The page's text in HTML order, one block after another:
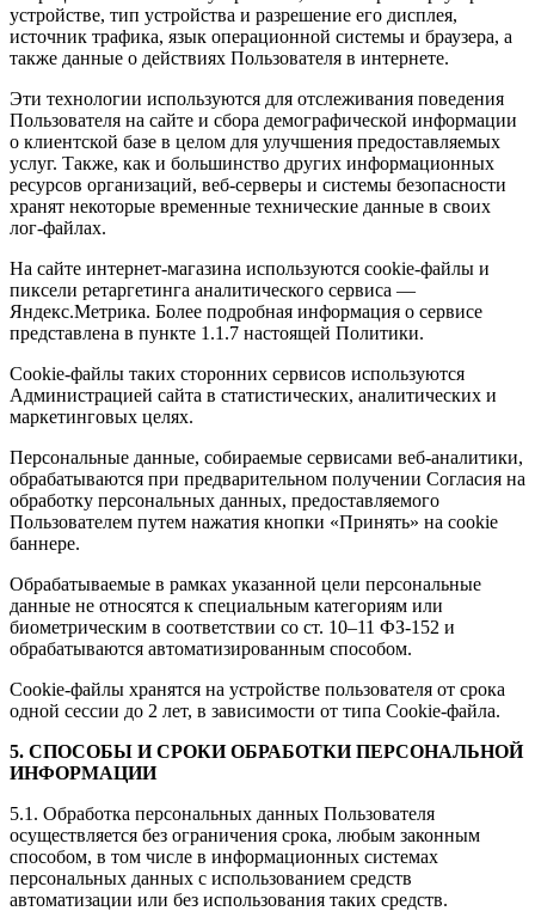
устройстве, тип устройства и разрешение его дисплея,
источник трафика, язык операционной системы и браузера, а
также данные о действиях Пользователя в интернете.
Эти технологии используются для отслеживания поведения
Пользователя на сайте и сбора демографической информации
о клиентской базе в целом для улучшения предоставляемых
услуг. Также, как и большинство других информационных
ресурсов организаций, веб-серверы и системы безопасности
хранят некоторые временные технические данные в своих
лог-файлах.
На сайте интернет-магазина используются cookie-файлы и
пиксели ретаргетинга аналитического сервиса —
Яндекс.Метрика. Более подробная информация о сервисе
представлена в пункте 1.1.7 настоящей Политики.
Cookie-файлы таких сторонних сервисов используются
Администрацией сайта в статистических, аналитических и
маркетинговых целях.
Персональные данные, собираемые сервисами веб-аналитики,
обрабатываются при предварительном получении Согласия на
обработку персональных данных, предоставляемого
Пользователем путем нажатия кнопки «Принять» на cookie
баннере.
Обрабатываемые в рамках указанной цели персональные
данные не относятся к специальным категориям или
биометрическим в соответствии со ст. 10–11 ФЗ-152 и
обрабатываются автоматизированным способом.
Cookie-файлы хранятся на устройстве пользователя от срока
одной сессии до 2 лет, в зависимости от типа Cookie-файла.
5. СПОСОБЫ И СРОКИ ОБРАБОТКИ ПЕРСОНАЛЬНОЙ
ИНФОРМАЦИИ
5.1. Обработка персональных данных Пользователя
осуществляется без ограничения срока, любым законным
способом, в том числе в информационных системах
персональных данных с использованием средств
автоматизации или без использования таких средств.